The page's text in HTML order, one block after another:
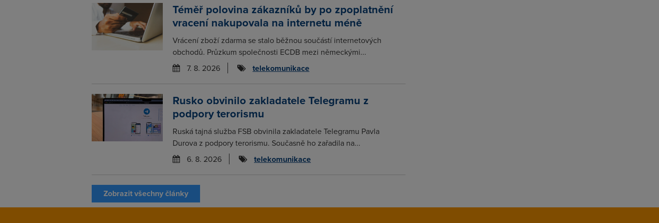
Téměř polovina zákazníků by po zpoplatnění
vracení nakupovala na internetu méně
Vrácení zboží zdarma se stalo běžnou součástí internetových
obchodů. Průzkum společnosti ECDB mezi německými...
7. 8. 2026
telekomunikace
Rusko obvinilo zakladatele Telegramu z
podpory terorismu
Ruská tajná služba FSB obvinila zakladatele Telegramu Pavla
Durova z podpory terorismu. Současně ho zařadila na...
6. 8. 2026
telekomunikace
Zobrazit všechny články